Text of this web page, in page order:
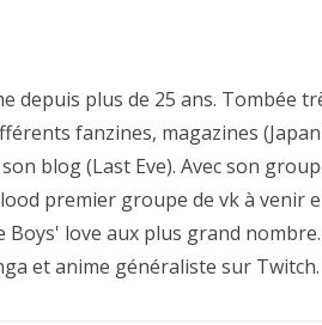
depuis plus de 25 ans. Tombée
fanzines, magazines
blog (Last Eve). Avec son
premier groupe de vk à venir
love aux plus grand
et anime généraliste sur Twitch.